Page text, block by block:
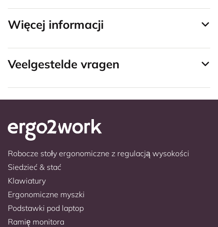
Więcej informacji
Veelgestelde vragen
Robocze stoły ergonomiczne z regulacją wysokości
Siedzieć & stać
Klawiatury
Ergonomiczne myszki
Podstawki pod laptop
Ramię monitora